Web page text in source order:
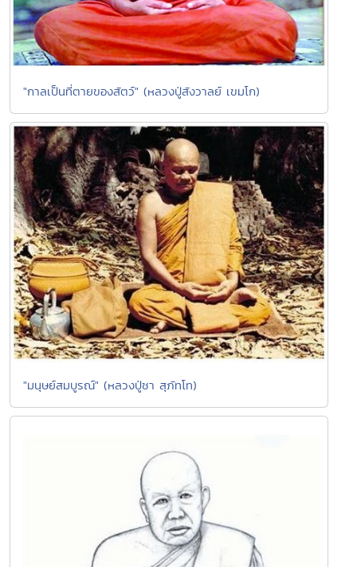
"กาลเป็นที่ตายของสัตว์" (หลวงปู่สังวาลย์ เขมโก)
"มนุษย์สมบูรณ์" (หลวงปู่ชา สุภัทโท)